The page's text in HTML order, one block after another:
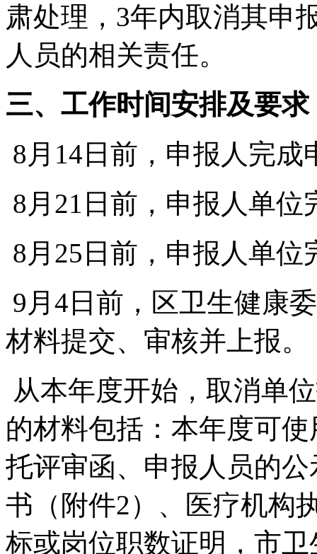
肃处理，3年内取消其申
人员的相关责任。
三、工作时间安排及要求
8月14日前，申报人完
8月21日前，申报人单
8月25日前，申报人单
9月4日前，区卫生健康
材料提交、审核并上报。
从本年度开始，取消单
的材料包括：本年度可
托评审函、申报人员的
书（附件2）、医疗机构
标或岗位职数证明，市